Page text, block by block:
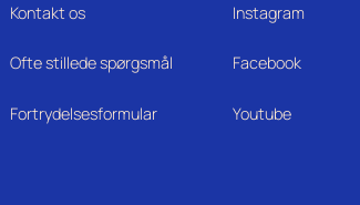
Kontakt os
Ofte stillede spørgsmål
Fortrydelsesformular
Instagram
Facebook
Youtube